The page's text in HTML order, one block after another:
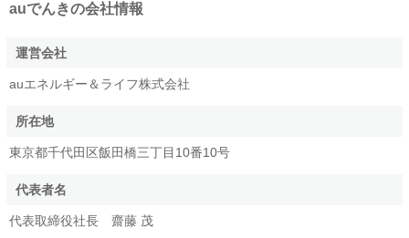
auでんきの会社情報
運営会社
auエネルギー＆ライフ株式会社
所在地
東京都千代田区飯田橋三丁目10番10号
代表者名
代表取締役社長 齋藤 茂